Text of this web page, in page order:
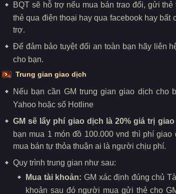
BQT sẽ hỗ trợ nếu mua bán trao đổi, gửi
thẻ qua điện thoại hay qua facebook hay
trợ.
Để đảm bảo tuyệt đối an toàn bạn hãy liên
cho bạn.
Trung gian giao dịch
Nếu bạn cần GM trung gian giao dịch cho
Yahoo hoặc số Hotline
GM sẽ lấy phí giao dịch là 20% giá trị
bạn mua 1 món đồ 100.000 vnd thì phí
mua bán tự thỏa thuận ai là người chịu phí.
Quy trình trung gian như sau:
Mua tài khoản: GM xác định đúng chủ
khoản sau đó người mua gửi thẻ cho